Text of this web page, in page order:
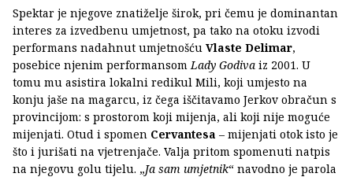
Spektar je njegove znatiželje širok, pri čemu je dominantan
interes za izvedbenu umjetnost, pa tako na otoku izvodi
performans nadahnut umjetnošću Vlaste Delimar,
posebice njenim performansom Lady Godiva iz 2001. U
tomu mu asistira lokalni redikul Mili, koji umjesto na
konju jaše na magarcu, iz čega iščitavamo Jerkov obračun s
provincijom: s prostorom koji mijenja, ali koji nije moguće
mijenjati. Otud i spomen Cervantesa – mijenjati otok isto je
što i jurišati na vjetrenjače. Valja pritom spomenuti natpis
na njegovu golu tijelu. „Ja sam umjetnik“ navodno je parola